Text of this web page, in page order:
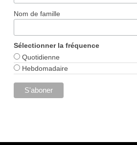
Nom de famille
Sélectionner la fréquence
Quotidienne
Hebdomadaire